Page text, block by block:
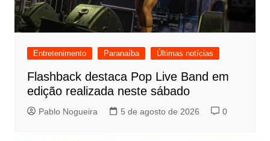
Entretenimento Paranaíba Últimas notícias
Flashback destaca Pop Live Band em
edição realizada neste sábado
Pablo Nogueira 5 de agosto de 2026 0